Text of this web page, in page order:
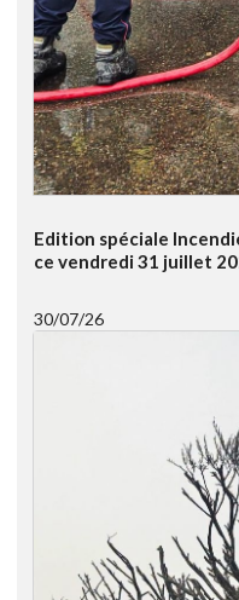
Edition spéciale
ce vendredi 31 juillet
30/07/26